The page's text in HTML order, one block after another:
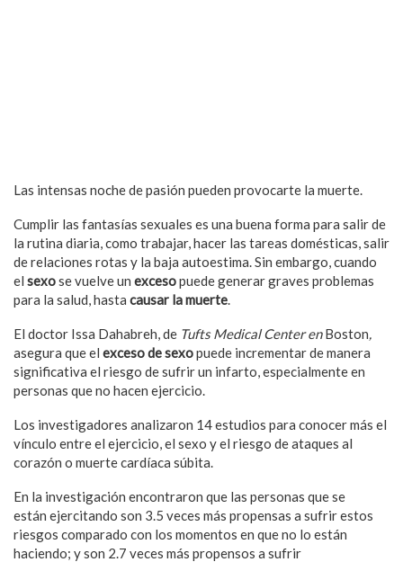
Las intensas noche de pasión pueden provocarte la muerte.
Cumplir las fantasías sexuales es una buena forma para salir de
la rutina diaria, como trabajar, hacer las tareas domésticas, salir
de relaciones rotas y la baja autoestima. Sin embargo, cuando
el sexose vuelve un excesopuede generar graves problemas
para la salud, hasta causar la muerte.
El doctor Issa Dahabreh, de Tufts Medical Center enBoston,
asegura que el exceso de sexopuede incrementar de manera
significativa el riesgo de sufrir un infarto, especialmente en
personas que no hacen ejercicio.
Los investigadores analizaron 14 estudios para conocer más el
vínculo entre el ejercicio, el sexo y el riesgo de ataques al
corazón o muerte cardíaca súbita.
En la investigación encontraron que las personas que se
están ejercitando son 3.5 veces más propensas a sufrir estos
riesgos comparado con los momentos en que no lo están
haciendo; y son 2.7 veces más propensos a sufrir